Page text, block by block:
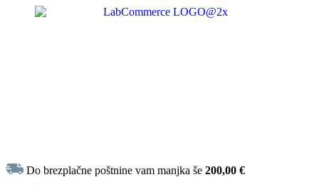
Do brezplačne poštnine vam manjka še200,00€